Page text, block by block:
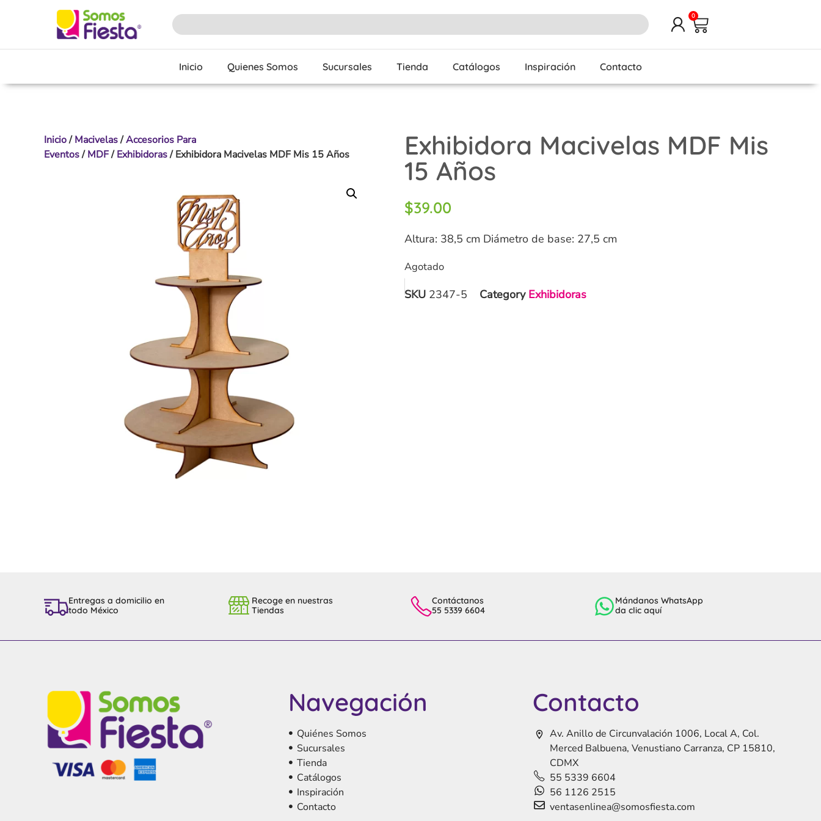
0
Inicio Quienes Somos Sucursales Tienda Catálogos Inspiración Contacto
Inicio/Macivelas/Accesorios Para
Eventos/MDF/Exhibidoras/ Exhibidora Macivelas MDF Mis 15 Años Exhibidora Macivelas MDF Mis
15 Años
$39.00
Altura: 38,5 cm Diámetro de base: 27,5 cm
Agotado
SKU 2347-5 Category Exhibidoras
Entregas a domicilio en
todo México
Recoge en nuestras
Tiendas
Contáctanos
55 5339 6604
Mándanos WhatsApp
da clic aquí
Navegación
Quiénes Somos
Sucursales
Tienda
Catálogos
Inspiración
Contacto
Contacto
Av. Anillo de Circunvalación 1006, Local A, Col.
Merced Balbuena, Venustiano Carranza, CP 15810,
CDMX
55 5339 6604
56 1126 2515
ventasenlinea@somosfiesta.com